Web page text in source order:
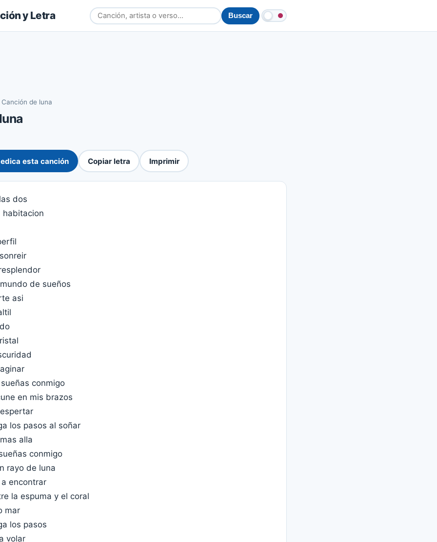
y Letra Buscar
Canción de luna
esta canción Copiar letra Imprimir
dos
habitacion
de sueños
asi
conmigo
en mis brazos
los pasos al soñar
alla
conmigo
rayo de luna
encontrar
la espuma y el coral
mar
los pasos
volar